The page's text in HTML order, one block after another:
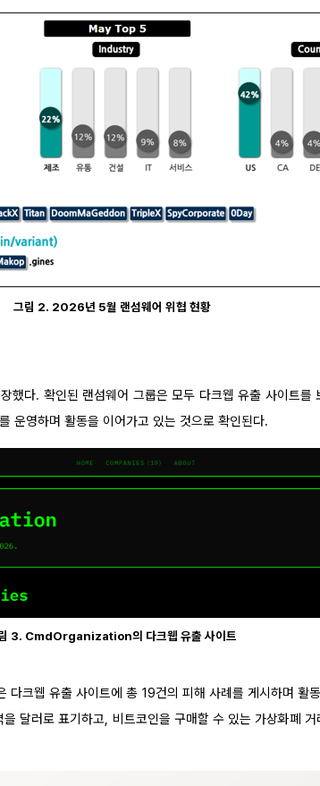
그림 2. 2026년 5월 랜섬웨어 위협 현황
했다. 확인된 랜섬웨어 그룹은 모두 다크웹 유출 사이트를
운영하며 활동을 이어가고 있는 것으로 확인된다.
3. CmdOrganization의 다크웹 유출 사이트
크웹 유출 사이트에 총 19건의 피해 사례를 게시하며 활
달러로 표기하고, 비트코인을 구매할 수 있는 가상화폐